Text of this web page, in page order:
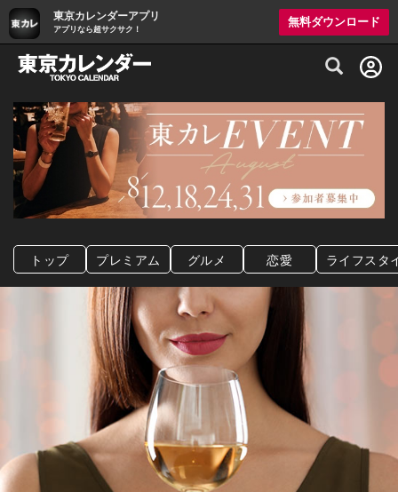
東京カレンダーアプリ
アプリなら超サクサク！
無料ダウンロード
グルメ情報・プレミアムレストラン予約
トップ プレミアム グルメ 恋愛 ライフスタ